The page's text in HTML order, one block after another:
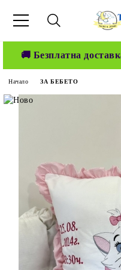
🚚 Безплатна
Начало ЗА БЕБЕТО